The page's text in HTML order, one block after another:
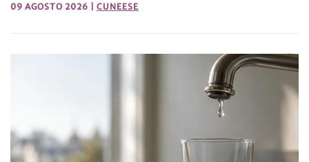
09 AGOSTO 2026 CUNEESE